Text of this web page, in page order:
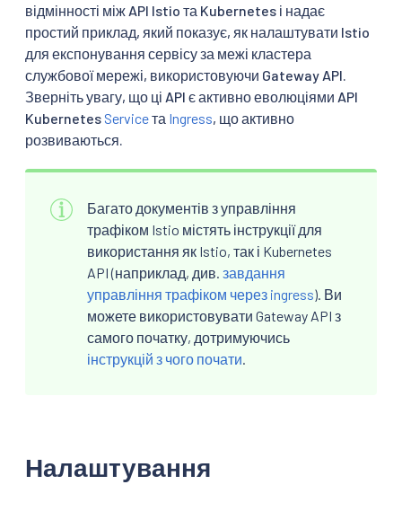
відмінності між API Istio та Kubernetes і надає
простий приклад, який показує, як налаштувати Istio
для експонування сервісу за межі кластера
службової мережі, використовуючи Gateway API.
Зверніть увагу, що ці API є активно еволюціями API
Kubernetes Serviceта Ingress, що активно
розвиваються.
Багато документів з управління
трафіком Istio містять інструкції для
використання як Istio, так і Kubernetes
API (наприклад, див. завдання
управління трафіком через ingress). Ви
можете використовувати Gateway API з
самого початку, дотримуючись
інструкцій з чого почати
Налаштування